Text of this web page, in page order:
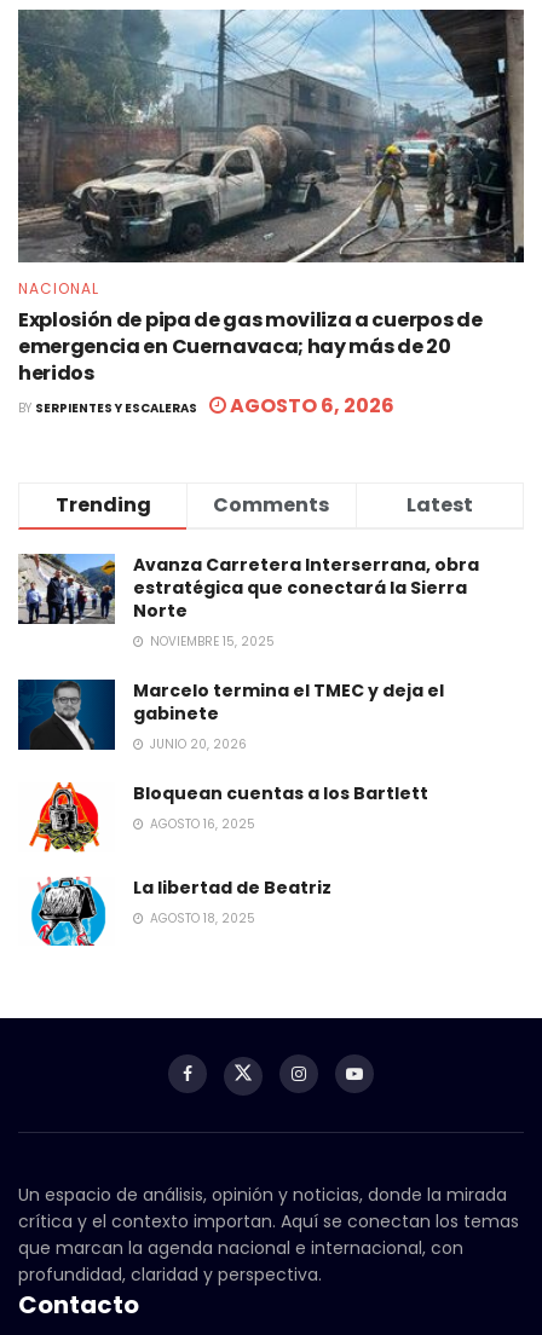
NACIONAL
Explosión de pipa de gas moviliza a cuerpos de
emergencia en Cuernavaca; hay más de 20
heridos
BY SERPIENTES Y ESCALERAS AGOSTO 6, 2026
Trending Comments Latest
Avanza Carretera Interserrana, obra
estratégica que conectará la Sierra
Norte
NOVIEMBRE 15, 2025
Marcelo termina el TMEC y deja el
gabinete
JUNIO 20, 2026
Bloquean cuentas a los Bartlett
AGOSTO 16, 2025
La libertad de Beatriz
AGOSTO 18, 2025
Un espacio de análisis, opinión y noticias, donde la mirada
crítica y el contexto importan. Aquí se conectan los temas
que marcan la agenda nacional e internacional, con
profundidad, claridad y perspectiva.
Contacto